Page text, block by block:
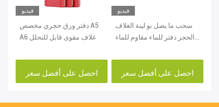
فيديو
دفتر ورق حجري مخصص A5
A6 غلاف مقوى قابل للتحلل
احصل على أفضل سعر
فيديو
سحب ما يصل بو لينة الغلاف
الحجر دفتر للماء مقاوم للماء
احصل على أفضل سعر